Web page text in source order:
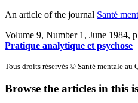
An article of the journal Santé
Volume 9, Number 1, June 1984,
Pratique analytique et psychose
Tous droits réservés © Santé mentale au
Browse the articles in this